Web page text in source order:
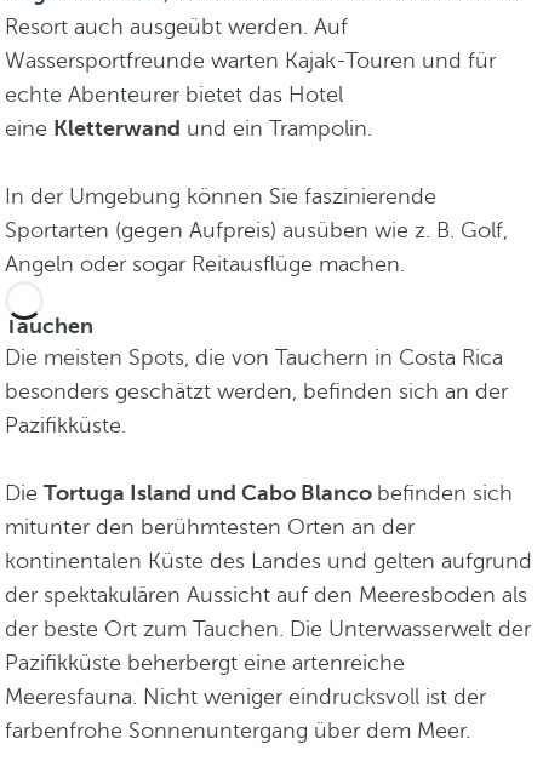
Resort auch ausgeübt werden. Auf
Wassersportfreunde warten Kajak-Touren und für
echte Abenteurer bietet das Hotel
eine Kletterwand und ein Trampolin.
In der Umgebung können Sie faszinierende
Sportarten (gegen Aufpreis) ausüben wie z. B. Golf,
Angeln oder sogar Reitausflüge machen.
Tauchen
Die meisten Spots, die von Tauchern in Costa Rica
besonders geschätzt werden, befinden sich an der
Pazifikküste.
Die Tortuga Island und Cabo Blanco befinden sich
mitunter den berühmtesten Orten an der
kontinentalen Küste des Landes und gelten aufgrund
der spektakulären Aussicht auf den Meeresboden als
der beste Ort zum Tauchen. Die Unterwasserwelt der
Pazifikküste beherbergt eine artenreiche
Meeresfauna. Nicht weniger eindrucksvoll ist der
farbenfrohe Sonnenuntergang über dem Meer.